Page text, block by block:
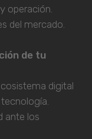
operación.
del mercado.
de tu
digital
ante los